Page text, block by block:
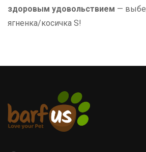
здоровым удовольствием —
ягненка/косичка S!